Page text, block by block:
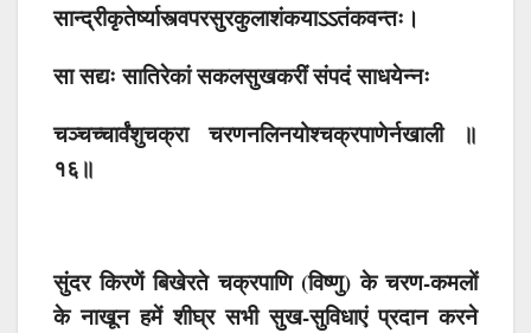
सान्द्रीकृतेर्ष्यास्त्वपरसुरकुलाशंकयाऽऽतंकवन्तः।
सा सद्यः सातिरेकां सकलसुखकरीं संपदं साधयेन्नः
चञ्चच्चार्वंशुचक्रा चरणनलिनयोश्चक्रपाणेर्नखाली ॥
१६॥
सुंदर किरणें बिखेरते चक्रपाणि (विष्णु) के चरण-कमलों
के नाखून हमें शीघ्र सभी सुख-सुविधाएं प्रदान करने